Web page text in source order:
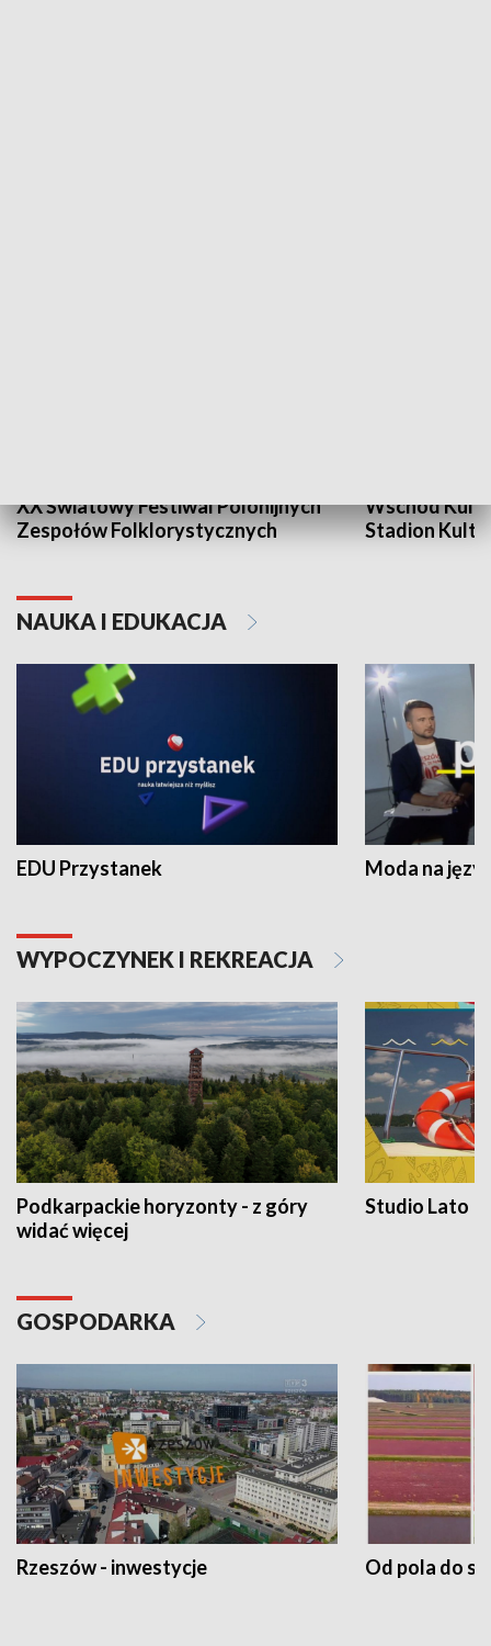
XX Światowy Festiwal Polonijnych
Zespołów Folklorystycznych
Wschód
Stadion
NAUKA I EDUKACJA
EDU Przystanek Moda na
WYPOCZYNEK I REKREACJA
Podkarpackie horyzonty - z góry
widać więcej
Studio Lato
GOSPODARKA
Rzeszów - inwestycje Od pola do